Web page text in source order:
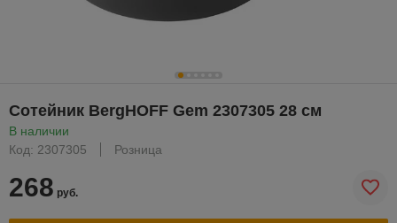
Сотейник BergHOFF Gem 2307305 28 см
В наличии
Код: 2307305
Розница
268 руб.